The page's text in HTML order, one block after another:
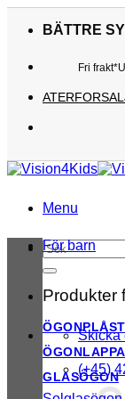
BÄTTRE
Fri frakt*
Menu
Sök
efter:
Skicka
(+45)
För barn
Produkter
GLASÖGON